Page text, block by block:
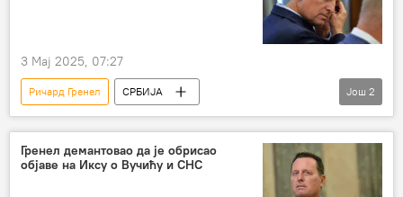
3 Мај 2025, 07:27
Ричард Гренел
СРБИЈА
Србија – политика
Србија
Још 2
Гренел демантовао да је обрисао
објаве на Иксу о Вучићу и СНС